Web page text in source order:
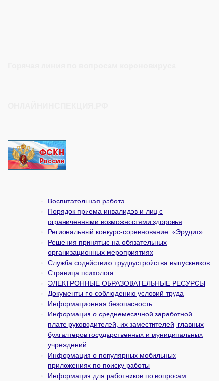
Воспитательная работа
Порядок приема инвалидов и лиц с
ограниченными возможностями здоровья
Региональный конкурс-соревнование «Эрудит»
Решения принятые на обязательных
организационных мероприятиях
Служба содействию трудоустройства выпускников
Страница психолога
ЭЛЕКТРОННЫЕ ОБРАЗОВАТЕЛЬНЫЕ РЕСУРСЫ
Документы по соблюдению условий труда
Информационная безопасность
Информация о среднемесячной заработной
плате руководителей, их заместителей, главных
бухгалтеров государственных и муни­ципальных
учреждений
Информация о популярных мобильных
приложениях по поиску работы
Информация для работников по вопросам